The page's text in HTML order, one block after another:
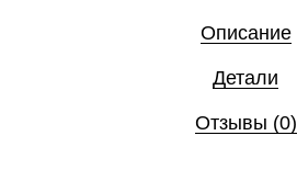
Описание
Детали
Отзывы (0)